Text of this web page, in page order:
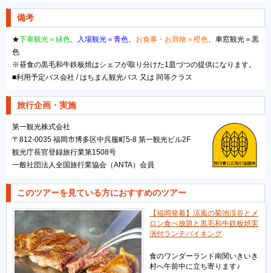
備考
★下車観光＝緑色、 入場観光＝青色、 お食事・お買物＝橙色、車窓観光＝黒
色
※昼食の黒毛和牛鉄板焼はシェフが取り分けた1皿づつの提供になります。
■利用予定バス会社 / はちまん観光バス 又は 同等クラス
旅行企画・実施
第一観光株式会社
〒812-0035 福岡市博多区中呉服町5-8 第一観光ビル2F
観光庁長官登録旅行業第1508号
一般社団法人全国旅行業協会（ANTA）会員
このツアーを見ている方におすすめのツアー
【福岡発着】涼風の菊池渓谷とメ
ロン食べ放題と黒毛和牛鉄板焼実
演付ランチバイキング
食のワンダーランド南関いきいき
村へ午前中に立ち寄ります♪